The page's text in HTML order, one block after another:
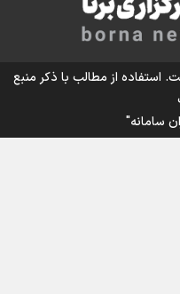
چقدر است؟
استفاده از مطالب با ذکر منبع
سامانه"